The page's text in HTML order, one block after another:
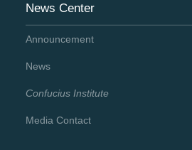
News Center
Announcement
News
Confucius Institute
Media Contact